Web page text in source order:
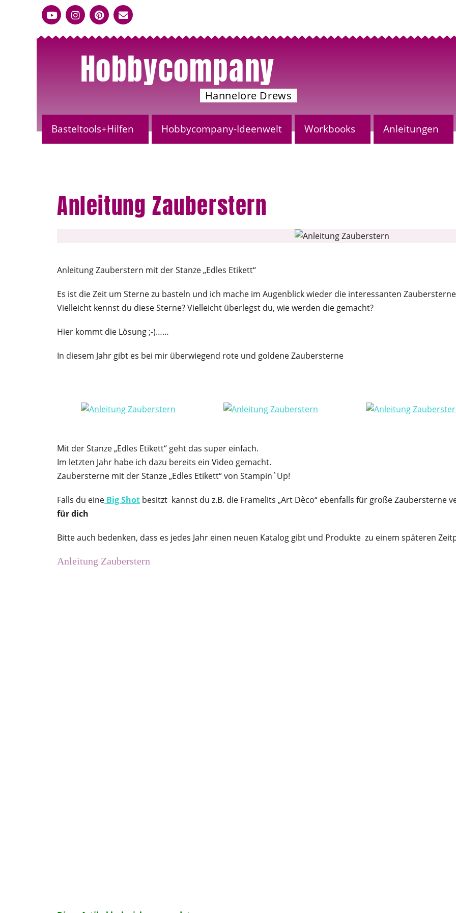
Hobbycompany
Hannelore Drews
Basteltools+Hilfen Hobbycompany-Ideenwelt Workbooks Anleitungen
Anleitung Zauberstern
Anleitung Zauberstern mit der Stanze „Edles Etikett“
Es ist die Zeit um Sterne zu basteln und ich mache im Augenblick wieder die interessanten
Vielleicht kennst du diese Sterne? Vielleicht überlegst du, wie werden die gemacht?
Hier kommt die Lösung ;-)……
In diesem Jahr gibt es bei mir überwiegend rote und goldene Zaubersterne
Mit der Stanze „Edles Etikett“ geht das super einfach.
Im letzten Jahr habe ich dazu bereits ein Video gemacht.
Zaubersterne mit der Stanze „Edles Etikett“ von Stampin`Up!
Falls du eine Big Shot besitzt kannst du z.B. die Framelits „Art Dèco“ ebenfalls für große Zaubersterne
für dich
Bitte auch bedenken, dass es jedes Jahr einen neuen Katalog gibt und Produkte zu einem späteren
Anleitung Zauberstern